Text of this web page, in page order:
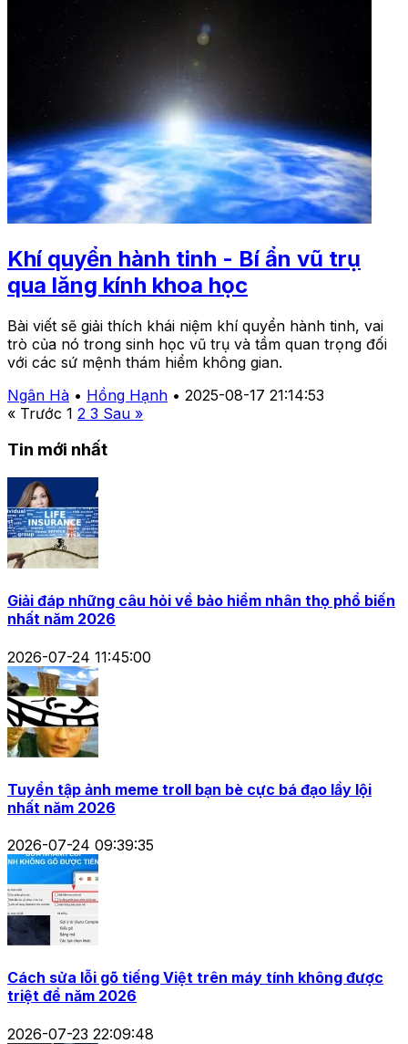
Khí quyển hành tinh - Bí ẩn vũ trụ
qua lăng kính khoa học
Bài viết sẽ giải thích khái niệm khí quyển hành tinh, vai
trò của nó trong sinh học vũ trụ và tầm quan trọng đối
với các sứ mệnh thám hiểm không gian.
Ngân Hà • Hồng Hạnh • 2025-08-17 21:14:53
« Trước 1 2 3 Sau »
Tin mới nhất
Giải đáp những câu hỏi về bảo hiểm nhân thọ phổ biến
nhất năm 2026
2026-07-24 11:45:00
Tuyển tập ảnh meme troll bạn bè cực bá đạo lầy lội
nhất năm 2026
2026-07-24 09:39:35
Cách sửa lỗi gõ tiếng Việt trên máy tính không được
triệt để năm 2026
2026-07-23 22:09:48